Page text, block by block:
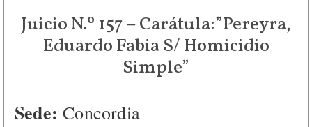
Juicio N.º 157 – Carátula:”Pereyra,
Eduardo Fabia S/ Homicidio
Simple”
Sede:Concordia